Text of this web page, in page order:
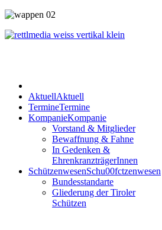
AktuellAktuell
TermineTermine
KompanieKompanie
Vorstand & Mitglieder
Bewaffnung & Fahne
In Gedenken &
EhrenkranzträgerInnen
SchützenwesenSchu00fctzenwesen
Bundesstandarte
Gliederung der Tiroler
Schützen